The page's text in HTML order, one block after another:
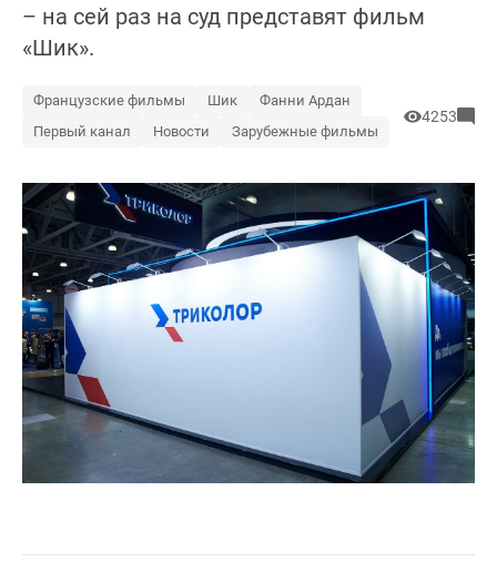
– на сей раз на суд представят фильм
«Шик».
Французские фильмы Шик
Фанни Ардан
Первый канал
Новости Зарубежные фильмы
4253